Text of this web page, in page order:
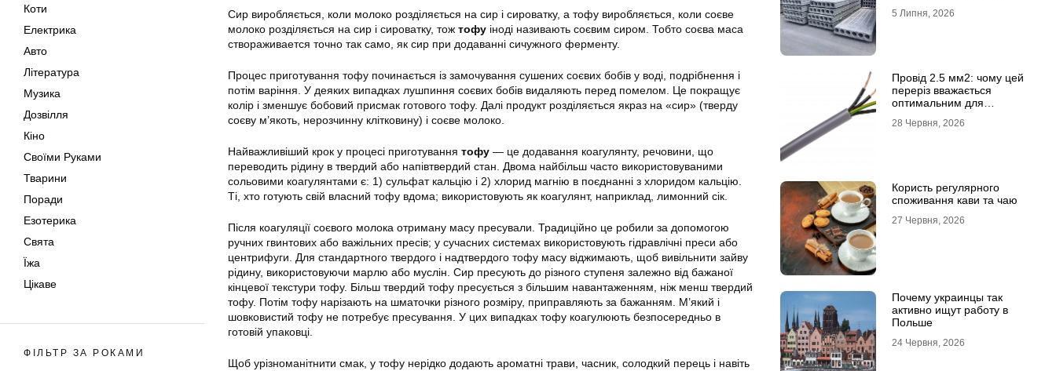
Коти
Електрика
Авто
Література
Музика
Дозвілля
Кіно
Своїми Руками
Тварини
Поради
Езотерика
Свята
Їжа
Цікаве
ФІЛЬТР ЗА РОКАМИ
Сир виробляється, коли молоко розділяється на сир і сироватку, а тофу виробляється, коли соєве
молоко розділяється на сир і сироватку, тож тофу іноді називають соєвим сиром. Тобто соєва маса
створаживается точно так само, як сир при додаванні сичужного ферменту.
Процес приготування тофу починається із замочування сушених соєвих бобів у воді, подрібнення і
потім варіння. У деяких випадках лушпиння соєвих бобів видаляють перед помелом. Це покращує
колір і зменшує бобовий присмак готового тофу. Далі продукт розділяється якраз на «сир» (тверду
соєву м’якоть, нерозчинну клітковину) і соєве молоко.
Найважливіший крок у процесі приготування тофу — це додавання коагулянту, речовини, що
переводить рідину в твердий або напівтвердий стан. Двома найбільш часто використовуваними
сольовими коагулянтами є: 1) сульфат кальцію і 2) хлорид магнію в поєднанні з хлоридом кальцію.
Ті, хто готують свій власний тофу вдома; використовують як коагулянт, наприклад, лимонний сік.
Після коагуляції соєвого молока отриману масу пресували. Традиційно це робили за допомогою
ручних гвинтових або важільних пресів; у сучасних системах використовують гідравлічні преси або
центрифуги. Для стандартного твердого і надтвердого тофу масу віджимають, щоб вивільнити зайву
рідину, використовуючи марлю або муслін. Сир пресують до різного ступеня залежно від бажаної
кінцевої текстури тофу. Більш твердий тофу пресується з більшим навантаженням, ніж менш твердий
тофу. Потім тофу нарізають на шматочки різного розміру, приправляють за бажанням. М’який і
шовковистий тофу не потребує пресування. У цих випадках тофу коагулюють безпосередньо в
готовій упаковці.
Щоб урізноманітнити смак, у тофу нерідко додають ароматні трави, часник, солодкий перець і навіть
5 Липня, 2026
Провід 2.5 мм2: чому цей
переріз вважається
оптимальним для
28 Червня, 2026
Користь регулярного
споживання кави та чаю
27 Червня, 2026
Почему украинцы так
активно ищут работу в
Польше
24 Червня, 2026